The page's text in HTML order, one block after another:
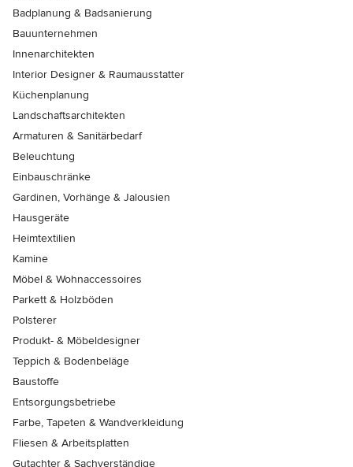
Badplanung & Badsanierung
Bauunternehmen
Innenarchitekten
Interior Designer & Raumausstatter
Küchenplanung
Landschaftsarchitekten
Armaturen & Sanitärbedarf
Beleuchtung
Einbauschränke
Gardinen, Vorhänge & Jalousien
Hausgeräte
Heimtextilien
Kamine
Möbel & Wohnaccessoires
Parkett & Holzböden
Polsterer
Produkt- & Möbeldesigner
Teppich & Bodenbeläge
Baustoffe
Entsorgungsbetriebe
Farbe, Tapeten & Wandverkleidung
Fliesen & Arbeitsplatten
Gutachter & Sachverständige